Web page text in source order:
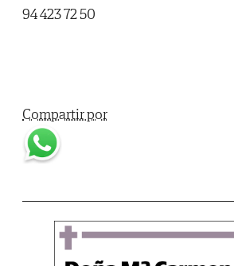
94 423 72 50
Compartir por